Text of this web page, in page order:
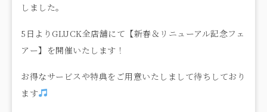
しました。
5日よりGLUCK全店舗にて【新春＆リニューアル記念フェ
アー】を開催いたします！
お得なサービスや特典をご用意いたしまして待ちしており
ます